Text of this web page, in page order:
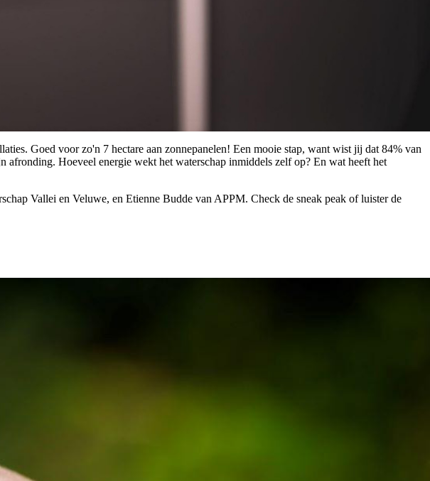
Goed voor zo'n 7 hectare aan zonnepanelen! Een mooie stap, want wist jij dat 84% van
Hoeveel energie wekt het waterschap inmiddels zelf op? En wat heeft het
Vallei en Veluwe, en Etienne Budde van APPM. Check de sneak peak of luister de